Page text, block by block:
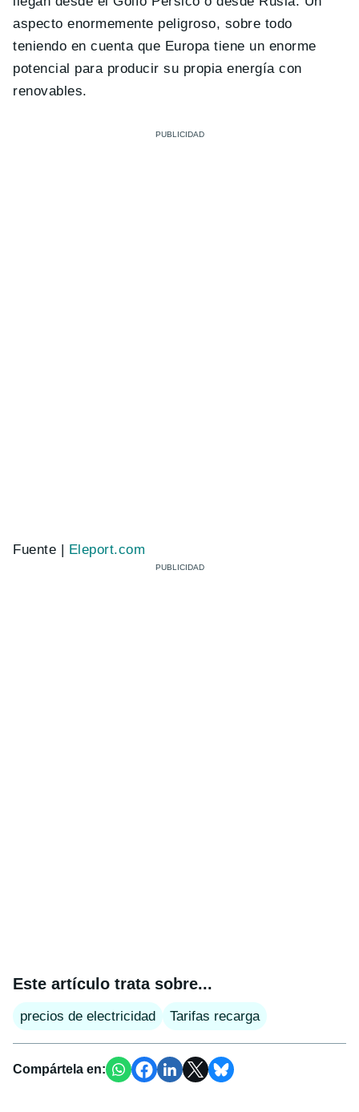
aspecto enormemente peligroso, sobre todo
teniendo en cuenta que Europa tiene un enorme
potencial para producir su propia energía con
renovables.
Fuente | Eleport.com
Este artículo trata sobre...
precios de electricidad Tarifas recarga
Compártela en: